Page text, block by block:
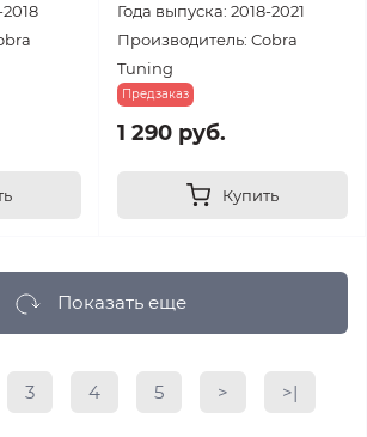
Года выпуска: 2018-2021
Производитель: Cobra
Tuning
Предзаказ
1 290 руб.
Купить
Показать еще
3 4 5 > >|